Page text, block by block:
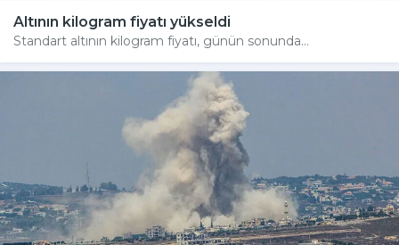
Altının kilogram fiyatı yükseldi
Standart altının kilogram fiyatı, günün sonunda...